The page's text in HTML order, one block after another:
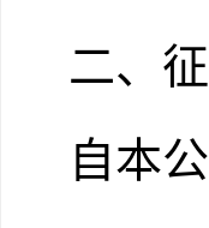
二、
自本